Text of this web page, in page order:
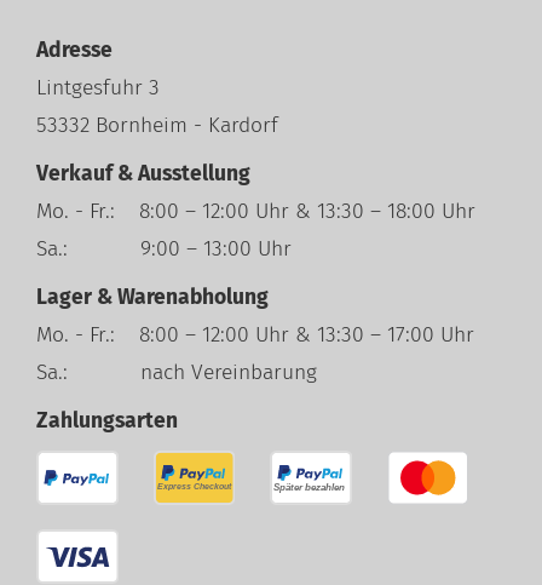
Adresse
Lintgesfuhr 3
53332 Bornheim - Kardorf
Verkauf & Ausstellung
Mo. - Fr.: 8:00 – 12:00 Uhr & 13:30 – 18:00 Uhr
Sa.: 9:00 – 13:00 Uhr
Lager & Warenabholung
Mo. - Fr.: 8:00 – 12:00 Uhr & 13:30 – 17:00 Uhr
Sa.: nach Vereinbarung
Zahlungsarten